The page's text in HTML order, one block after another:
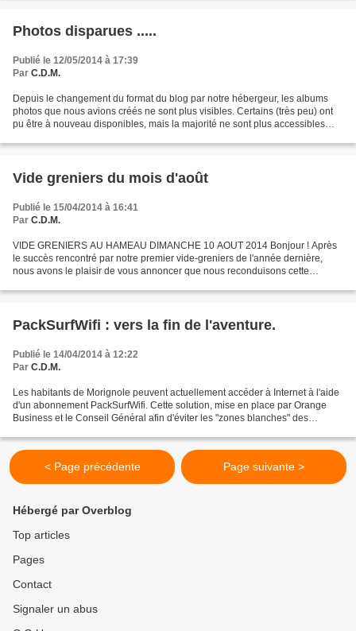
Photos disparues .....
Publié le 12/05/2014 à 17:39
Par C.D.M.
Depuis le changement du format du blog par notre hébergeur, les albums
photos que nous avions créés ne sont plus visibles. Certains (très peu) ont
pu être à nouveau disponibles, mais la majorité ne sont plus accessibles
Vide greniers du mois d'août
Publié le 15/04/2014 à 16:41
Par C.D.M.
VIDE GRENIERS AU HAMEAU DIMANCHE 10 AOUT 2014 Bonjour ! Après
le succès rencontré par notre premier vide-greniers de l'année dernière,
nous avons le plaisir de vous annoncer que nous reconduisons cette
PackSurfWifi : vers la fin de l'aventure.
Publié le 14/04/2014 à 12:22
Par C.D.M.
Les habitants de Morignole peuvent actuellement accéder à Internet à l'aide
d'un abonnement PackSurfWifi. Cette solution, mise en place par Orange
Business et le Conseil Général afin d'éviter les "zones blanches" des
< Page précédente Page suivante >
Hébergé par Overblog
Top articles
Pages
Contact
Signaler un abus